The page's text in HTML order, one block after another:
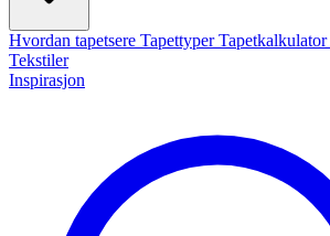
Hvordan tapetsere TapettyperTapetkalkulator
Tekstiler
Inspirasjon